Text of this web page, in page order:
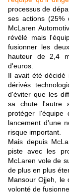
processus de
ses actions (25%
McLaren
révélé mais
fusionner les
hauteur de 2,4
d'euros.
Il avait été décidé
dérivés
d'éviter que les
sa chute l'autre
protéger
lancement d'une
risque important.
Mais depuis
piste avec les
McLaren vole de
de plus en plus
Mansour Ojjeh, le
volonté de